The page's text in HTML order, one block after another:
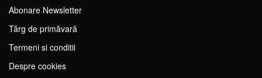
Abonare Newsletter
Tărg de primăvară
Termeni si conditii
Despre cookies